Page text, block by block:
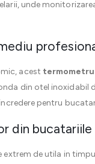
unde
acest
din otel inoxidabil
pentru
din
extrem de utila in